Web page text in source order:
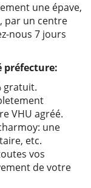
une épave,
par un centre
nous 7 jours
préfecture:
gratuit.
VHU agréé.
une
etc.
vos
de votre